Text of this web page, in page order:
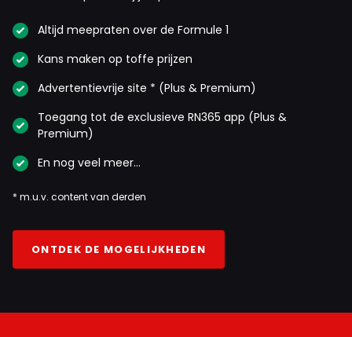
Altijd meepraten over de Formule 1
Kans maken op toffe prijzen
Advertentievrije site * (Plus & Premium)
Toegang tot de exclusieve RN365 app (Plus &
Premium)
En nog veel meer…
* m.u.v. content van derden
ONTDEK DE MOGELIJKHEDEN